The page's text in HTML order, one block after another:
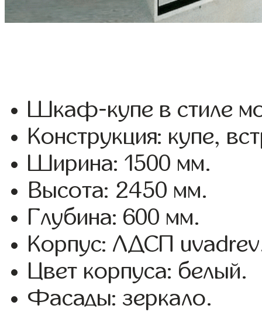
Шкаф-купе в стиле
Конструкция: купе,
Ширина: 1500 мм.
Высота: 2450 мм.
Глубина: 600 мм.
Корпус: ЛДСП
Цвет корпуса: белый.
Фасады: зеркало.